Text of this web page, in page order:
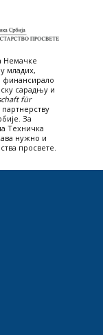
Немачке
младих,
финансирало
сарадњу и
für
партнерству
За
Техничка
нужно и
просвете.